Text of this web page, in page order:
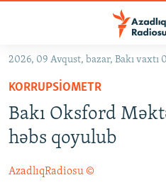
Əsas
qayıt
Əsas
naviqasiyaya
qayıt
Axtarışa
GÜNDƏM
#İZAHLA
KORRUPSIOMETR
#ƏSLINDƏ
FƏRQƏ BAX
2026, 09 Avqust, bazar, Bakı vaxtı
KORRUPSIOMETR
Bakı Oksford
həbs qoyulub
AzadlıqRadiosu ©